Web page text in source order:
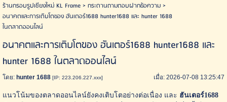
ร้านกรอบรูปเชียงใหม่ KL Frame> กระดานถามตอบฝากข้อความ>
อนาคตและการเติบโตของ ฮันเตอร์1688 hunter1688 และ hunter 1688
ในตลาดออนไลน์
อนาคตและการเติบโตของ ฮันเตอร์1688 hunter1688 และ
hunter 1688 ในตลาดออนไลน์
โดย:hunter 1688 [IP: 223.206.227.xxx] เมื่อ: 2026-07-08 13:25:47
แนวโน้มของตลาดออนไลน์ยังคงเติบโตอย่างต่อเนื่อง และ ฮันเตอร์1688